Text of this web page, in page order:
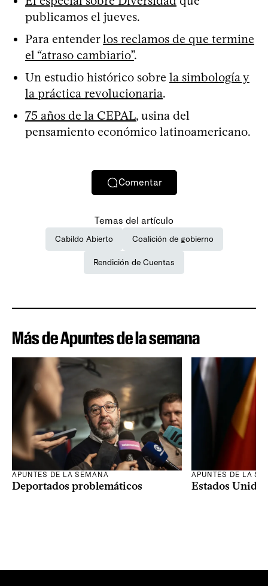
publicamos el jueves.
Para entenderlos reclamos de que termine
el “atraso cambiario”.
Un estudio histórico sobre la simbología y
la práctica revolucionaria.
75 años de la CEPAL, usina del
pensamiento económico latinoamericano.
Comentar
Temas del artículo
Cabildo Abierto Coalición de gobierno
Rendición de Cuentas
Más de Apuntes de la semana
APUNTES DE LA SEMANA
Deportados problemáticos
APUNTES DE LA
Estados